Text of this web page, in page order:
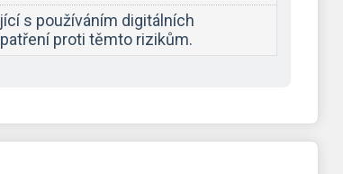
s používáním digitálních
proti těmto rizikům.